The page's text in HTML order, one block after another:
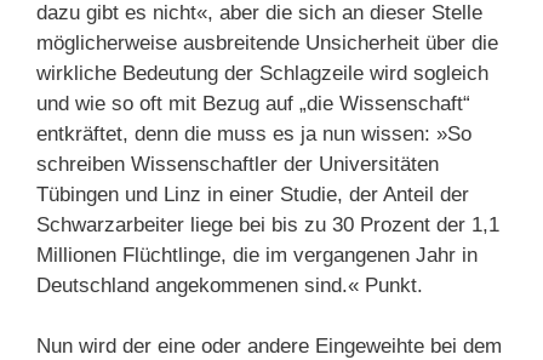
dazu gibt es nicht«, aber die sich an dieser Stelle
möglicherweise ausbreitende Unsicherheit über die
wirkliche Bedeutung der Schlagzeile wird sogleich
und wie so oft mit Bezug auf „die Wissenschaft“
entkräftet, denn die muss es ja nun wissen: »So
schreiben Wissenschaftler der Universitäten
Tübingen und Linz in einer Studie, der Anteil der
Schwarzarbeiter liege bei bis zu 30 Prozent der 1,1
Millionen Flüchtlinge, die im vergangenen Jahr in
Deutschland angekommenen sind.« Punkt.
Nun wird der eine oder andere Eingeweihte bei dem